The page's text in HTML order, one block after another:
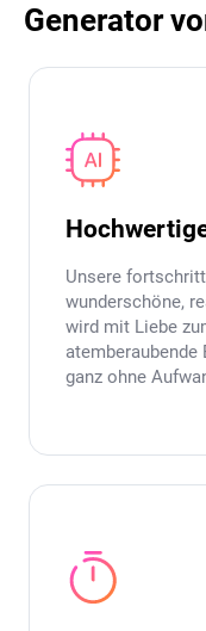
Generator
Unsere
wunderschöne,
wird mit Liebe
ganz ohne